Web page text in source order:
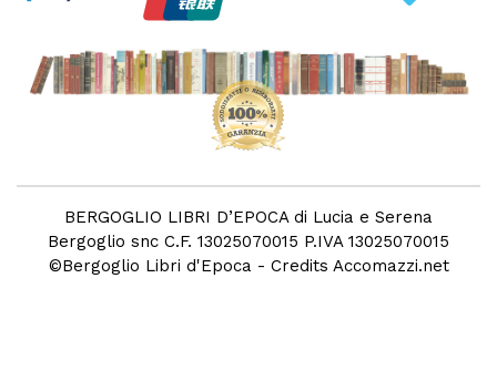
BERGOGLIO LIBRI D’EPOCA di Lucia e Serena
Bergoglio snc C.F. 13025070015 P.IVA 13025070015
©Bergoglio Libri d'Epoca - Credits Accomazzi.net